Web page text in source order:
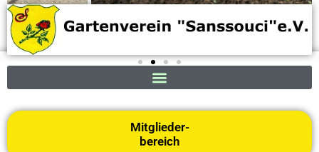
Mitglieder-
bereich